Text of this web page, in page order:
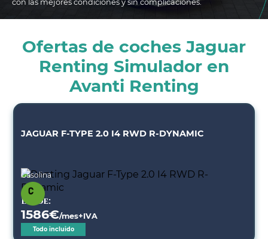
con las mejores condiciones y sin complicaciones.
Ofertas de coches Jaguar
Renting Simulador en
Avanti Renting
JAGUAR F-TYPE 2.0 I4 RWD R-DYNAMIC
Gasolina
Desde:
1586€/mes+IVA
Todo incluido